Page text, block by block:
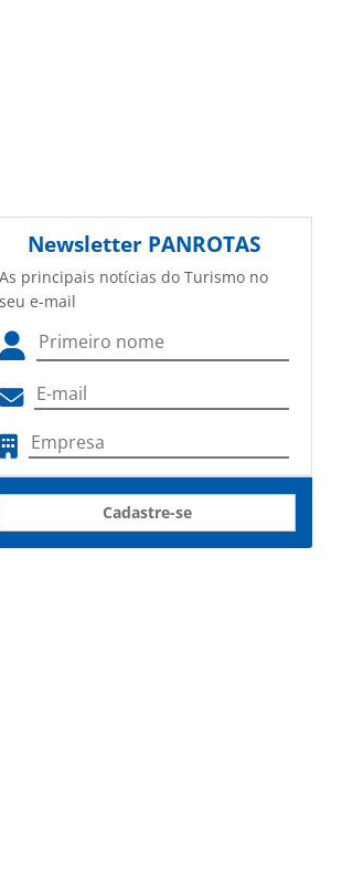
Newsletter PANROTAS
As principais notícias do Turismo no
seu e-mail
Cadastre-se